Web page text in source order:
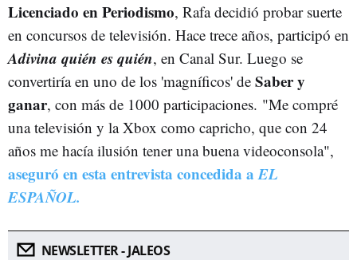
Licenciado en Periodismo, Rafa decidió probar suerte
en concursos de televisión. Hace trece años, participó en
Adivina quién es quién, en Canal Sur. Luego se
convertiría en uno de los 'magníficos' de Saber y
ganar, con más de 1000 participaciones. "Me compré
una televisión y la Xbox como capricho, que con 24
años me hacía ilusión tener una buena videoconsola",
aseguró en esta entrevista concedida aEL
ESPAÑOL.
NEWSLETTER - JALEOS